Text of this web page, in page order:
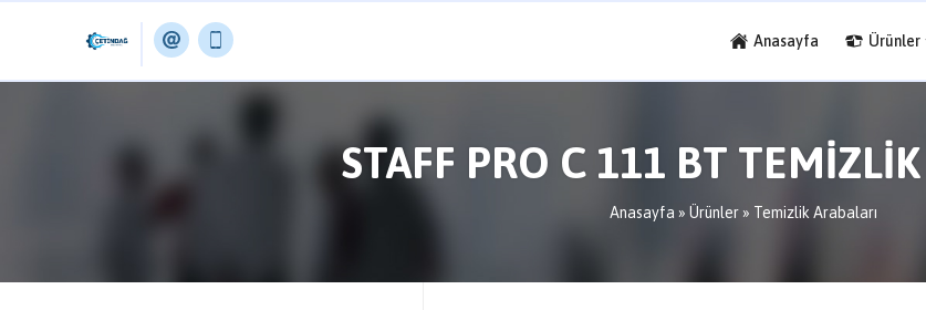
Anasayfa Ürünler
STAFF PRO C 111 BT
Anasayfa » Ürünler » Temizlik Arabaları